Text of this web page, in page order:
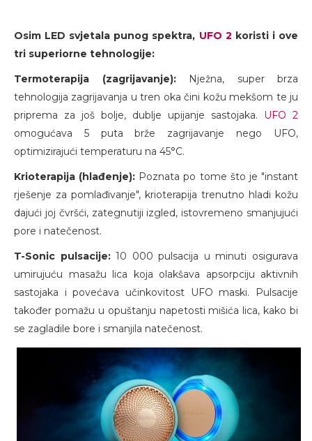
Osim LED svjetala punog spektra, UFO 2 koristi i ove
tri superiorne tehnologije:
Termoterapija (zagrijavanje):Nježna, super brza
tehnologija zagrijavanja u tren oka čini kožu mekšom te ju
priprema za još bolje, dublje upijanje sastojaka. UFO 2
omogućava 5 puta brže zagrijavanje nego UFO,
optimizirajući temperaturu na 45°C.
Krioterapija (hlađenje): Poznata po tome što je "instant
rješenje za pomlađivanje", krioterapija trenutno hladi kožu
dajući joj čvršći, zategnutiji izgled, istovremeno smanjujući
pore i natečenost.
T-Sonic pulsacije:10 000 pulsacija u minuti osigurava
umirujuću masažu lica koja olakšava apsorpciju aktivnih
sastojaka i povećava učinkovitost UFO maski. Pulsacije
također pomažu u opuštanju napetosti mišića lica, kako bi
se zagladile bore i smanjila natečenost.